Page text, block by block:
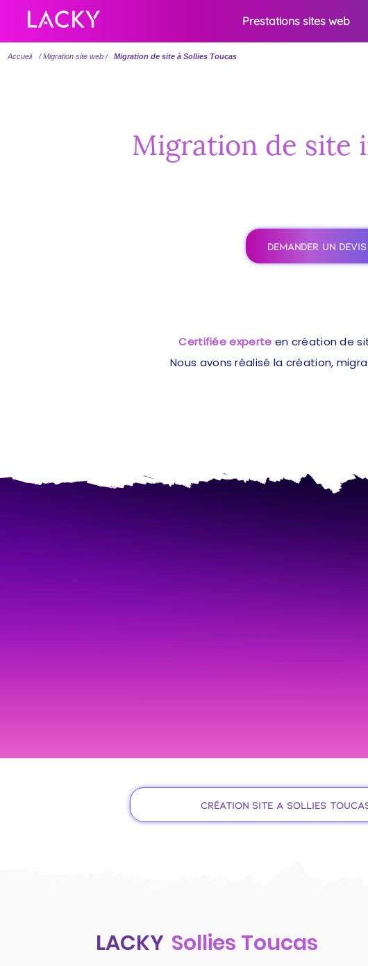
Prestations sites web
Accueil / Migration site web / Migration de site à Sollies Toucas
Migration de site
DEMANDER UN
Certifiée experte en création de
Nous avons réalisé la création,
Création site à Sollies
LACKY Sollies Toucas